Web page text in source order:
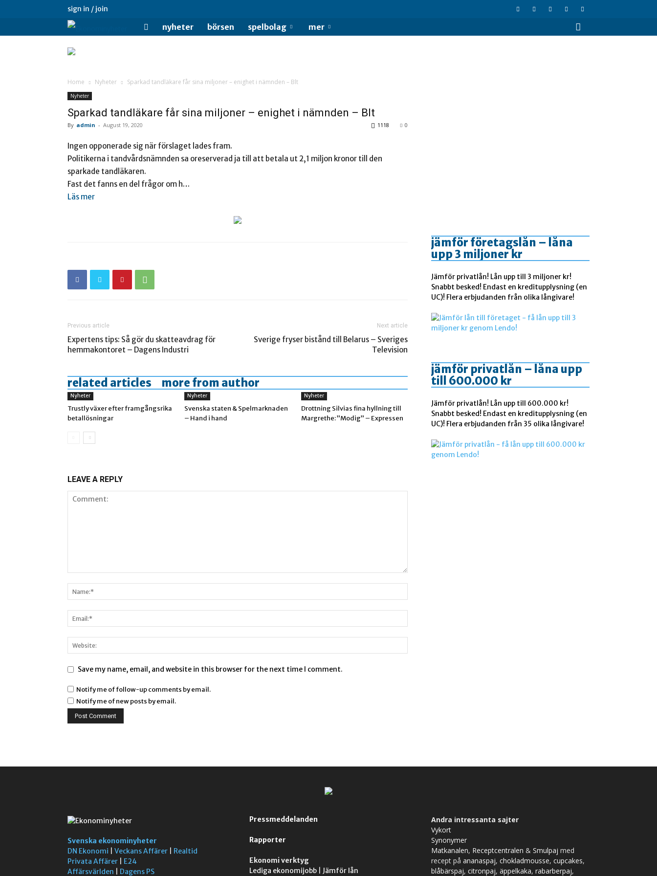
sign in / join
Ekonominyheter.se
nyheter börsen spelbolag mer
Home Nyheter Sparkad tandläkare får sina miljoner – enighet i nämnden – Blt
Nyheter
Sparkad tandläkare får sina miljoner – enighet i nämnden – Blt
By admin - August 19, 2020 0
1118
Ingen opponerade sig när förslaget lades fram.
Politikerna i tandvårdsnämnden sa oreserverad ja till att betala ut 2,1 miljon kronor till den
sparkade tandläkaren.
Fast det fanns en del frågor om h…
Läs mer
Previous article
Expertens tips: Så gör du skatteavdrag för
hemmakontoret – Dagens Industri
Next article
Sverige fryser bistånd till Belarus – Sveriges
Television
related articles more from author
Nyheter
Trustly växer efter framgångsrika
betallösningar
Nyheter
Svenska staten & Spelmarknaden
– Hand i hand
Nyheter
Drottning Silvias fina hyllning till
Margrethe: ”Modig” – Expressen
LEAVE A REPLY
Save my name, email, and website in this browser for the next time I comment.
Notify me of follow-up comments by email.
Notify me of new posts by email.
jämför företagslån – låna
upp 3 miljoner kr
Jämför privatlån! Lån upp till 3 miljoner kr!
Snabbt besked! Endast en kreditupplysning (en
UC)! Flera erbjudanden från olika långivare!
jämför privatlån – låna upp
till 600.000 kr
Jämför privatlån! Lån upp till 600.000 kr!
Snabbt besked! Endast en kreditupplysning (en
UC)! Flera erbjudanden från 35 olika långivare!
Svenska ekonominyheter
DN Ekonomi
Veckans Affärer
Realtid
Privata Affärer
E24
Affärsvärlden
Dagens PS
Pressmeddelanden
Rapporter
Ekonomi verktyg
Lediga ekonomijobb
Jämför lån
Andra intressanta sajter
Vykort
Synonymer
Matkanalen, Receptcentralen & Smulpaj med
recept på ananaspaj, chokladmousse, cupcakes,
blåbärspaj, citronpaj, äppelkaka, rabarberpaj,